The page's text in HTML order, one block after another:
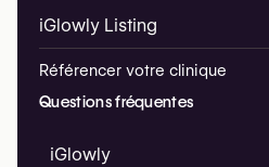
iGlowly Listing
Référencer votre clinique
Questions fréquentes
iGlowly